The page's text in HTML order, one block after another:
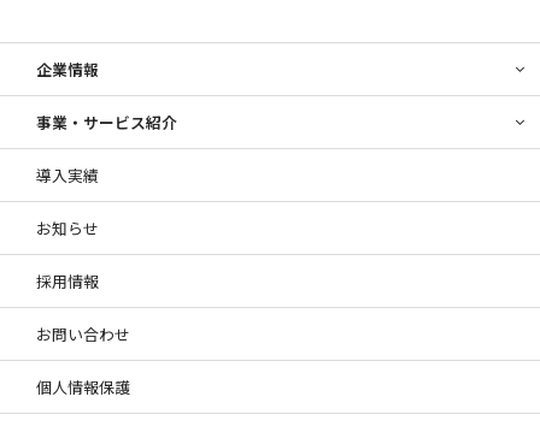
企業情報
事業・サービス紹介
導入実績
お知らせ
採用情報
お問い合わせ
個人情報保護